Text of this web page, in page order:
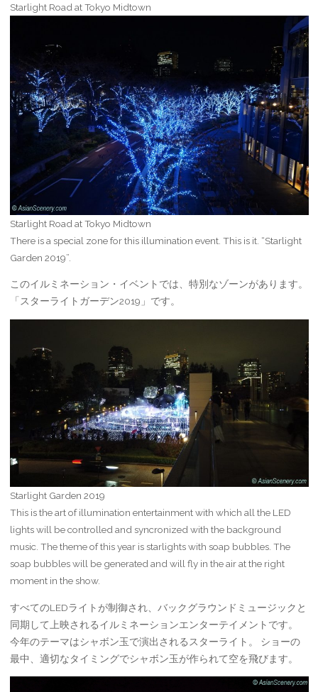
Starlight Road at Tokyo Midtown
Starlight Road at Tokyo Midtown
There is a special zone for this illumination event. This is it. “Starlight
Garden 2019”.
このイルミネーション・イベントでは、特別なゾーンがあります。
「スターライトガーデン2019」です。
Starlight Garden 2019
This is the art of illumination entertainment with which all the LED
lights will be controlled and syncronized with the background
music. The theme of this year is starlights with soap bubbles. The
soap bubbles will be generated and will fly in the air at the right
moment in the show.
すべてのLEDライトが制御され、バックグラウンドミュージックと
同期して上映されるイルミネーションエンターテイメントです。
今年のテーマはシャボン玉で演出されるスターライト。 ショーの
最中、適切なタイミングでシャボン玉が作られて空を飛びます。